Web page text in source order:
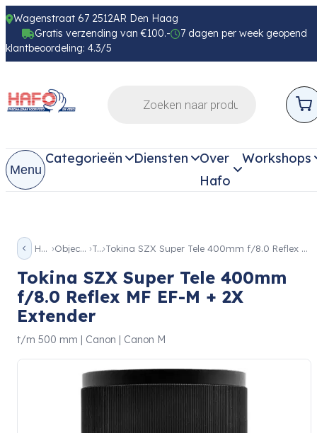
Wagenstraat 67 2512AR Den Haag
Gratis verzending van €100.-
7 dagen per week geopend
klantbeoordeling: 4.3/5
Menu
Categorieën Diensten
Over
Hafo
Workshops
Home Objectieven Tele Tokina SZX Super Tele 400mm f/8.0 Reflex MF EF-M + 2X Extender
Tokina SZX Super Tele 400mm
f/8.0 Reflex MF EF-M + 2X
Extender
t/m 500 mm | Canon | Canon M